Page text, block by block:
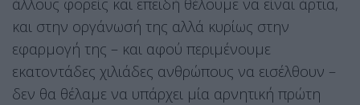
άλλους φορείς και επειδή θέλουμε να είναι άρτια,
και στην οργάνωσή της αλλά κυρίως στην
εφαρμογή της – και αφού περιμένουμε
εκατοντάδες χιλιάδες ανθρώπους να εισέλθουν –
δεν θα θέλαμε να υπάρχει μία αρνητική πρώτη